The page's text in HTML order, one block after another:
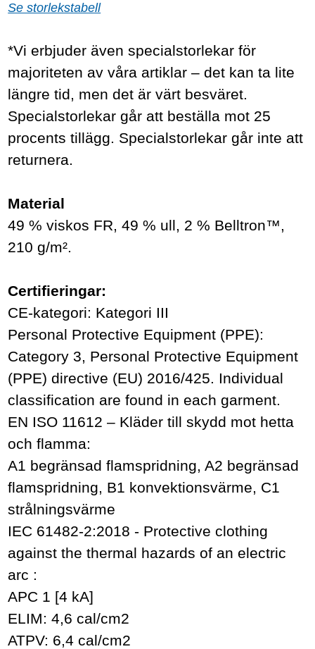
Se storlekstabell
*Vi erbjuder även specialstorlekar för
majoriteten av våra artiklar – det kan ta lite
längre tid, men det är värt besväret.
Specialstorlekar går att beställa mot 25
procents tillägg. Specialstorlekar går inte att
returnera.
Material
49 % viskos FR, 49 % ull, 2 % Belltron™,
210 g/m².
Certifieringar:
CE-kategori: Kategori III
Personal Protective Equipment (PPE):
Category 3, Personal Protective Equipment
(PPE) directive (EU) 2016/425. Individual
classification are found in each garment.
EN ISO 11612 – Kläder till skydd mot hetta
och flamma:
A1 begränsad flamspridning, A2 begränsad
flamspridning, B1 konvektionsvärme, C1
strålningsvärme
IEC 61482-2:2018 - Protective clothing
against the thermal hazards of an electric
arc :
APC 1 [4 kA]
ELIM: 4,6 cal/cm2
ATPV: 6,4 cal/cm2